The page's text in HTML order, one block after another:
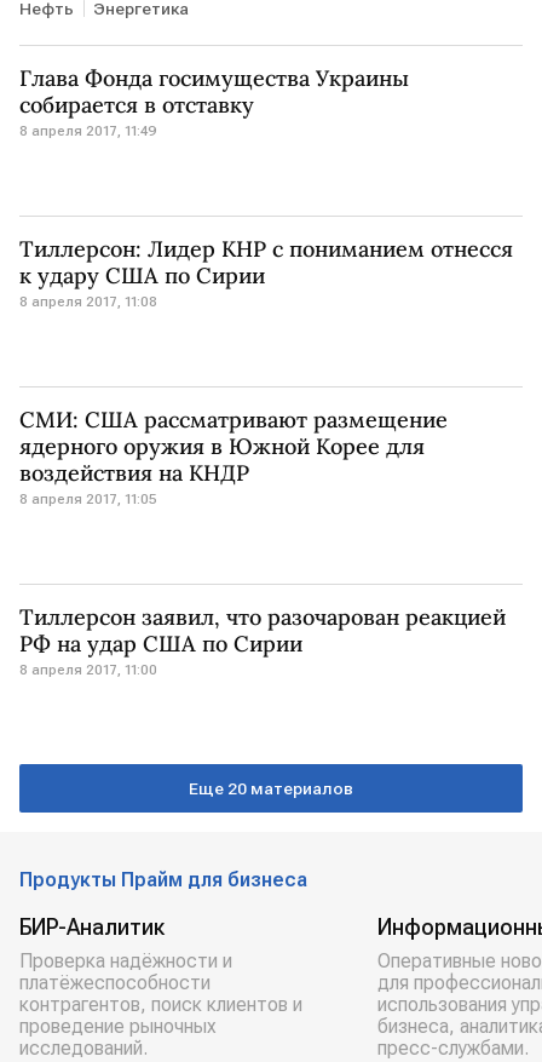
Нефть Энергетика
Глава Фонда госимущества Украины
собирается в отставку
8 апреля 2017, 11:49
Тиллерсон: Лидер КНР с пониманием отнесся
к удару США по Сирии
8 апреля 2017, 11:08
СМИ: США рассматривают размещение
ядерного оружия в Южной Корее для
воздействия на КНДР
8 апреля 2017, 11:05
Тиллерсон заявил, что разочарован реакцией
РФ на удар США по Сирии
8 апреля 2017, 11:00
Еще 20 материалов
Продукты Прайм для бизнеса
БИР-Аналитик
Проверка надёжности и
платёжеспособности
контрагентов, поиск клиентов и
проведение рыночных
исследований.
Оперативные
для
использования
бизнеса,
пресс-службами.